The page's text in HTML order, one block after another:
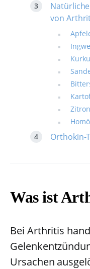
von
Orthokin-
Was ist
Bei Arthritis
Ursachen